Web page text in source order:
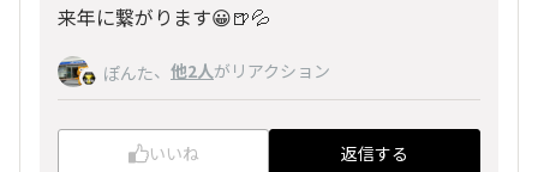
来年に繋がります😀🍺💦
ぽんた、 他2人がリアクション
いいね 返信する